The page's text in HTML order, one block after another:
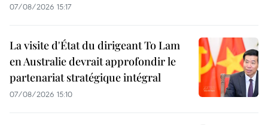
07/08/2026 15:17
La visite d'État du dirigeant To Lam
en Australie devrait approfondir le
partenariat stratégique intégral
07/08/2026 15:10